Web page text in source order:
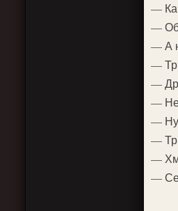
—
—
— А
—
—
—
— Ну
—
—
—